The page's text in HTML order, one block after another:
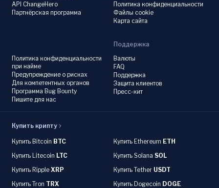
API ChangeHero
Партнёрская программа
Политика конфиденциальности
Файлы cookie
Карта сайта
Политика конфиденциальности
при найме
Предупреждение о рисках
Для компетентных органов
Программа Bug Bounty
Пишите для нас
Поддержка
Валюты
FAQ
Поддержка
Защита клиентов
Пресс-кит
Купить крипту
Купить Bitcoin BTC Купить Ethereum ETH
Купить Litecoin LTC Купить Solana SOL
Купить Ripple XRP Купить Tether USDT
Купить Tron TRX Купить Dogecoin DOGE